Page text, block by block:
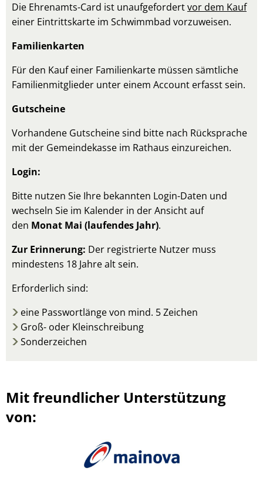
Die Ehrenamts-Card ist unaufgefordertvor dem Kauf
einer Eintrittskarte im Schwimmbad vorzuweisen.
Familienkarten
Für den Kauf einer Familienkarte müssen sämtliche
Familienmitglieder unter einem Account erfasst sein.
Gutscheine
Vorhandene Gutscheine sind bitte nach Rücksprache
mit der Gemeindekasse im Rathaus einzureichen.
Login:
Bitte nutzen Sie Ihre bekannten Login-Daten und
wechseln Sie im Kalender in der Ansicht auf
den Monat Mai (laufendes Jahr).
Zur Erinnerung: Der registrierte Nutzer muss
mindestens 18 Jahre alt sein.
Erforderlich sind:
eine Passwortlänge von mind. 5 Zeichen
Groß- oder Kleinschreibung
Sonderzeichen
Mit freundlicher Unterstützung
von: